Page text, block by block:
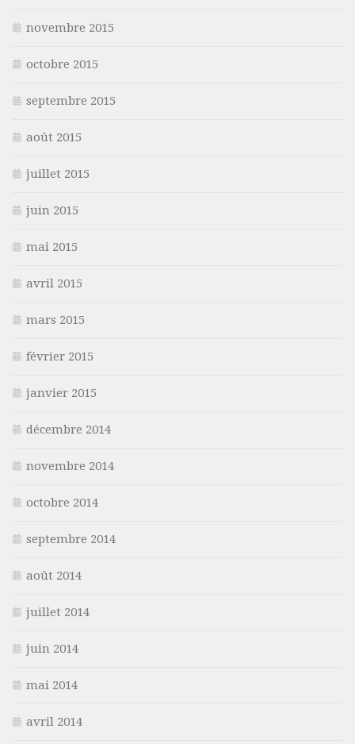
novembre 2015
octobre 2015
septembre 2015
août 2015
juillet 2015
juin 2015
mai 2015
avril 2015
mars 2015
février 2015
janvier 2015
décembre 2014
novembre 2014
octobre 2014
septembre 2014
août 2014
juillet 2014
juin 2014
mai 2014
avril 2014